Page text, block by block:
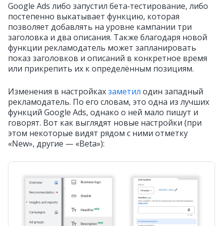
Google Ads либо запустил бета‑тестирование, либо
постепенно выкатывает функцию, которая
позволяет добавлять на уровне кампании три
заголовка и два описания. Также благодаря новой
функции рекламодатель может запланировать
показ заголовков и описаний в конкретное время
или прикрепить их к определённым позициям.
Изменения в настройкахзаметил один западный
рекламодатель. По его словам, это одна из лучших
функций Google Ads, однако о ней мало пишут и
говорят. Вот как выглядят новые настройки (при
этом некоторые видят рядом с ними отметку
«New», другие — «Beta»):